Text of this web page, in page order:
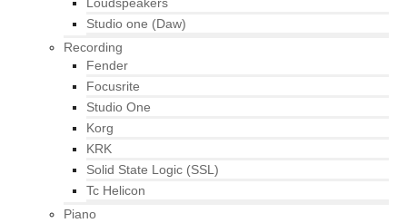
Studio one (Daw)
Recording
Fender
Focusrite
Studio One
Korg
KRK
Solid State Logic (SSL)
Tc Helicon
Piano